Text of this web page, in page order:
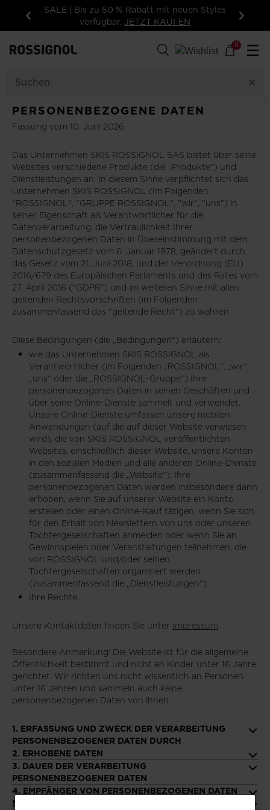
Zurück
SALE | Bis zu 50 % Rabatt mit neuen Styles
verfügbar. JETZT KAUFEN Weiter
0 ☰
PERSONENBEZOGENE DATEN
Fassung vom 10. Juni 2026
Das Unternehmen SKIS ROSSIGNOL SAS bietet über seine
Websites verschiedene Produkte (die „Produkte“) und
Dienstleistungen an. In diesem Sinne verpflichtet sich das
Unternehmen SKIS ROSSIGNOL (im Folgenden
"ROSSIGNOL", "GRUPPE ROSSIGNOL", "wir", "uns") in
seiner Eigenschaft als Verantwortlicher für die
Datenverarbeitung, die Vertraulichkeit Ihrer
personenbezogenen Daten in Übereinstimmung mit dem
Datenschutzgesetz vom 6. Januar 1978, geändert durch
das Gesetz vom 21. Juni 2018, und der Verordnung (EU)
2016/679 des Europäischen Parlaments und des Rates vom
27. April 2016 ("GDPR") und im weiteren Sinne mit allen
geltenden Rechtsvorschriften (im Folgenden
zusammenfassend das "geltende Recht") zu wahren.
Diese Bedingungen (die „Bedingungen“) erläutern:
wie das Unternehmen SKIS ROSSIGNOL als
Verantwortlicher (im Folgenden „ROSSIGNOL“, „wir“,
„uns“ oder die „ROSSIGNOL-Gruppe“) Ihre
personenbezogenen Daten in seinen Geschäften und
über seine Online-Dienste sammelt und verwendet.
Unsere Online-Dienste umfassen unsere mobilen
Anwendungen (auf die auf dieser Website verwiesen
wird), die von SKIS ROSSIGNOL veröffentlichten
Websites, einschließlich dieser Website, unsere Konten
in den sozialen Medien und alle anderen Online-Dienste
(zusammenfassend die „Website“). Ihre
personenbezogenen Daten werden insbesondere dann
erhoben, wenn Sie auf unserer Website ein Konto
erstellen oder einen Online-Kauf tätigen, wenn Sie sich
für den Erhalt von Newslettern von uns oder unseren
Tochtergesellschaften anmelden oder wenn Sie an
Gewinnspielen oder Veranstaltungen teilnehmen, die
von ROSSIGNOL und/oder seinen
Tochtergesellschaften organisiert werden
(zusammenfassend die „Dienstleistungen“).
Ihre Rechte.
Unsere Kontaktdaten finden Sie unter Impressum.
Besondere Anmerkung: Die Website ist für die allgemeine
Öffentlichkeit bestimmt und nicht an Kinder unter 16 Jahre
gerichtet. Wir richten uns nicht wissentlich an Personen
unter 16 Jahren und sammeln auch keine
personenbezogenen Daten von ihnen.
1. ERFASSUNG UND ZWECK DER VERARBEITUNG
PERSONENBEZOGENER DATEN DURCH
2. ERHOBENE DATEN
3. DAUER DER VERARBEITUNG
PERSONENBEZOGENER DATEN
4. EMPFÄNGER VON PERSONENBEZOGENEN DATEN
5. SICHERHEIT